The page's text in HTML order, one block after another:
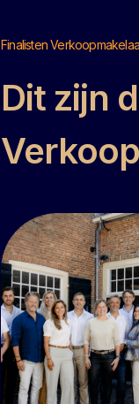
Finalisten
Dit zijn